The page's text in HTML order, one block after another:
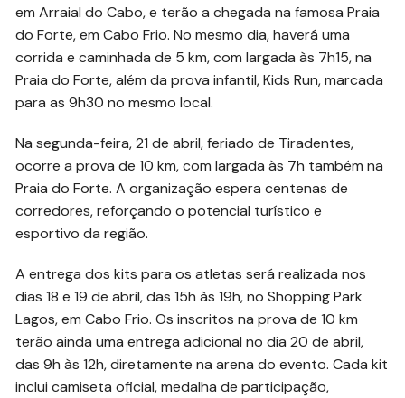
em Arraial do Cabo, e terão a chegada na famosa Praia
do Forte, em Cabo Frio. No mesmo dia, haverá uma
corrida e caminhada de 5 km, com largada às 7h15, na
Praia do Forte, além da prova infantil, Kids Run, marcada
para as 9h30 no mesmo local.
Na segunda-feira, 21 de abril, feriado de Tiradentes,
ocorre a prova de 10 km, com largada às 7h também na
Praia do Forte. A organização espera centenas de
corredores, reforçando o potencial turístico e
esportivo da região.
A entrega dos kits para os atletas será realizada nos
dias 18 e 19 de abril, das 15h às 19h, no Shopping Park
Lagos, em Cabo Frio. Os inscritos na prova de 10 km
terão ainda uma entrega adicional no dia 20 de abril,
das 9h às 12h, diretamente na arena do evento. Cada kit
inclui camiseta oficial, medalha de participação,